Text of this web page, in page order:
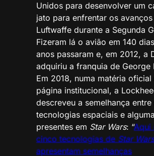
Unidos para desenvolver um
jato para enfrentar os avanços
Luftwaffe durante a Segunda
Fizeram lá o avião em 140
anos passaram e, em 2012, a
adquiriu a franquia de George
Em 2018, numa matéria oficial
página institucional, a
descreveu a semelhança entre
tecnologias espaciais e
presentes em Star Wars: “Aqui
cinco tecnologias de Star Wars
apresentam semelhanças